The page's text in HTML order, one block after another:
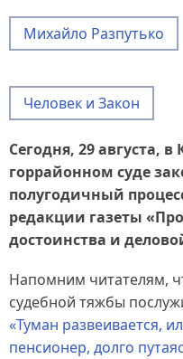
Михайло Разпутько
Человек и Закон
Сегодня, 29 августа,
горрайонном суде
полугодичный
редакции газеты
достоинства и
Напомним читателям,
судебной тяжбы
«Туман развеивается,
пенсионер, долго